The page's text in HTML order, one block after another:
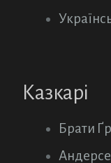
Казкарі
Брати